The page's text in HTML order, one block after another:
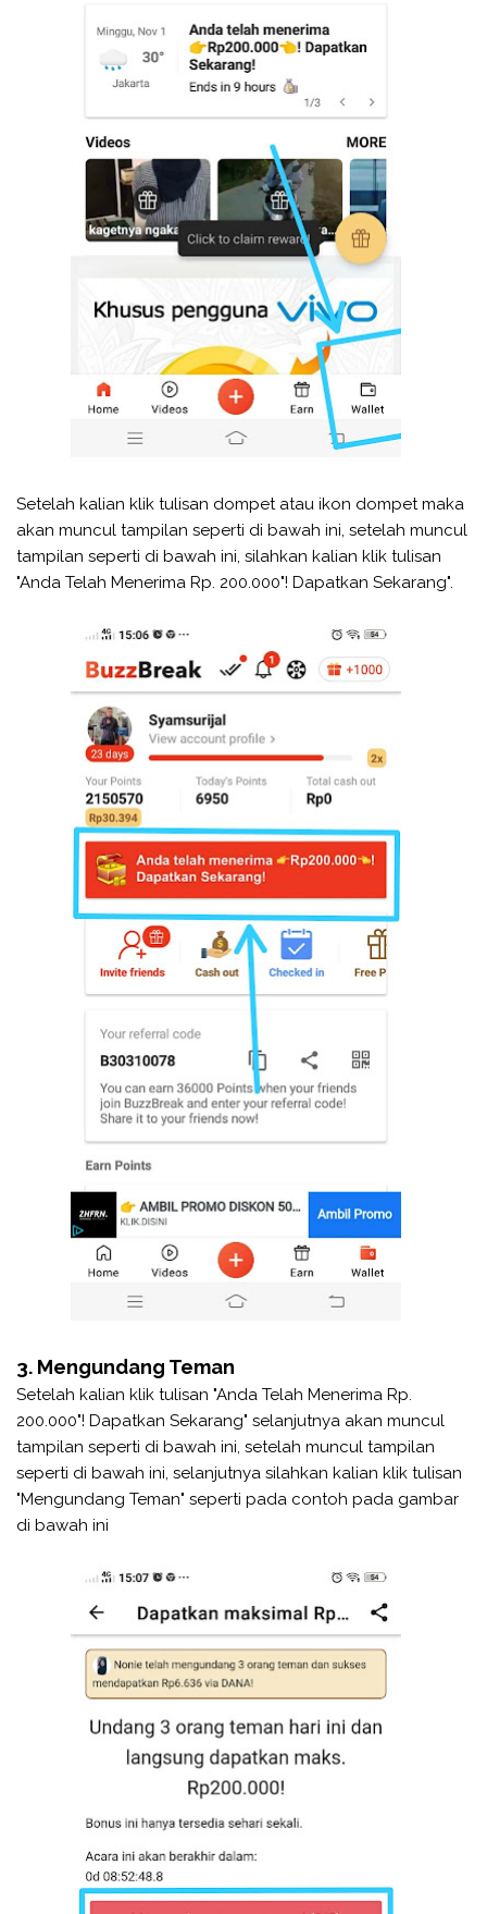
Setelah kalian klik tulisan dompet atau ikon dompet maka
akan muncul tampilan seperti di bawah ini, setelah muncul
tampilan seperti di bawah ini, silahkan kalian klik tulisan
"Anda Telah Menerima Rp. 200.000"! Dapatkan Sekarang".
3. Mengundang Teman
Setelah kalian klik tulisan "Anda Telah Menerima Rp.
200.000"! Dapatkan Sekarang" selanjutnya akan muncul
tampilan seperti di bawah ini, setelah muncul tampilan
seperti di bawah ini, selanjutnya silahkan kalian klik tulisan
"Mengundang Teman" seperti pada contoh pada gambar
di bawah ini